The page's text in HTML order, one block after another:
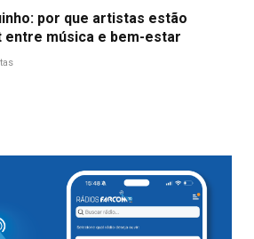
por que artistas estão
entre música e bem-estar